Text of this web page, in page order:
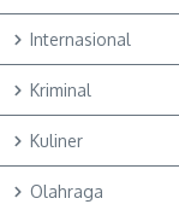
Internasional
Kriminal
Kuliner
Olahraga